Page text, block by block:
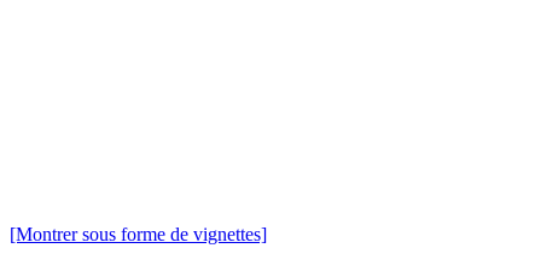
[Montrer sous forme de vignettes]